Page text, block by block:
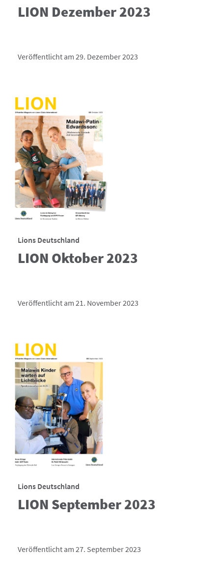
LION Dezember 2023
Veröffentlicht am 29. Dezember 2023
Lions Deutschland
LION Oktober 2023
Veröffentlicht am 21. November 2023
Lions Deutschland
LION September 2023
Veröffentlicht am 27. September 2023